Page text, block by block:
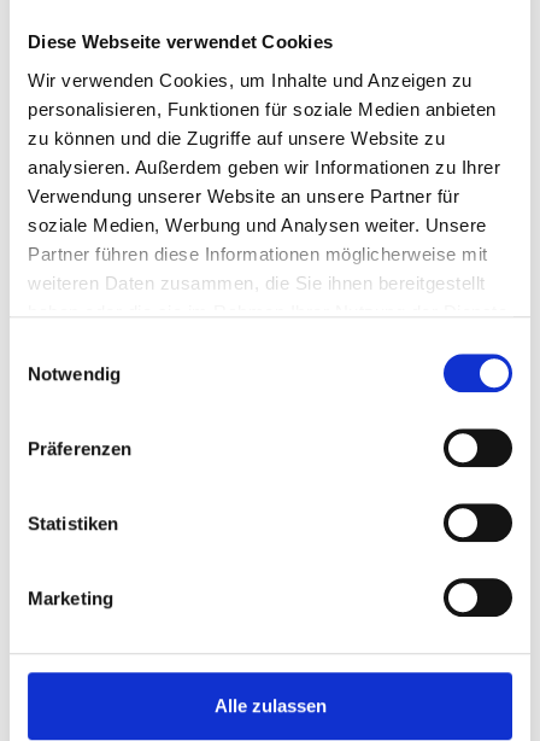
Diese Webseite verwendet Cookies
Wir verwenden Cookies, um Inhalte und Anzeigen zu
personalisieren, Funktionen für soziale Medien anbieten
zu können und die Zugriffe auf unsere Website zu
analysieren. Außerdem geben wir Informationen zu Ihrer
Verwendung unserer Website an unsere Partner für
soziale Medien, Werbung und Analysen weiter. Unsere
Partner führen diese Informationen möglicherweise mit
weiteren Daten zusammen, die Sie ihnen bereitgestellt
Notwendig
Präferenzen
Statistiken
Marketing
Alle zulassen
mbH, Bolardusstr. 20, 26721 Emden
Klinikum der Maximalversorgung
ca. 814 stationäre Betten, 12 OP-Sälen
ca. 40 Fachbereiche
Leistungen
Leitung und Dokumentation der
Erstellen eines Medizinischen Konzepts und
Betriebsorganisationsplanung und -Beratung
Abgabe Förderantrag Bau (Abschluss LPH 3)
Planungsphase